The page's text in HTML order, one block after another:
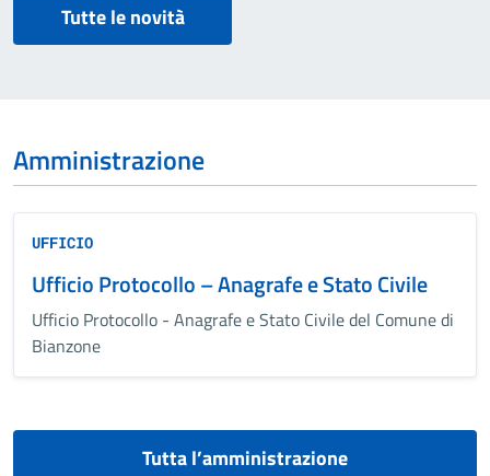
Tutte le novità
Amministrazione
UFFICIO
Ufficio Protocollo – Anagrafe e Stato Civile
Ufficio Protocollo - Anagrafe e Stato Civile del Comune di
Bianzone
Tutta l’amministrazione